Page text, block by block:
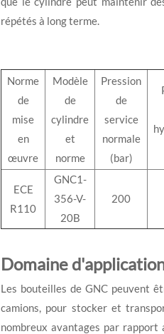
répétés à long terme.
Norme
de
mise
en
œuvre
Modèle
de
cylindre
et
norme
Pression
de
service
normale
(bar)
ECE
R110
GNC1-
356-V-
20B
200
Domaine
Les bouteilles de GNC peuvent
camions, pour stocker et
nombreux avantages par rapport